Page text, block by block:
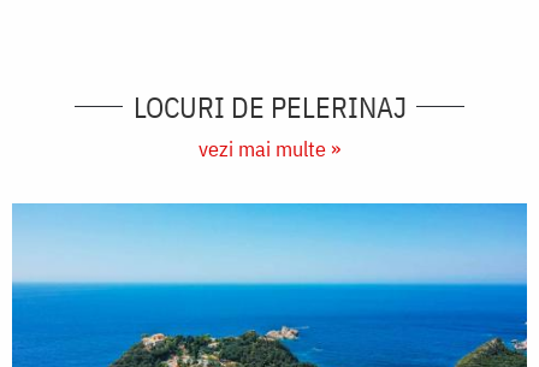
LOCURI DE PELERINAJ
vezi mai multe »